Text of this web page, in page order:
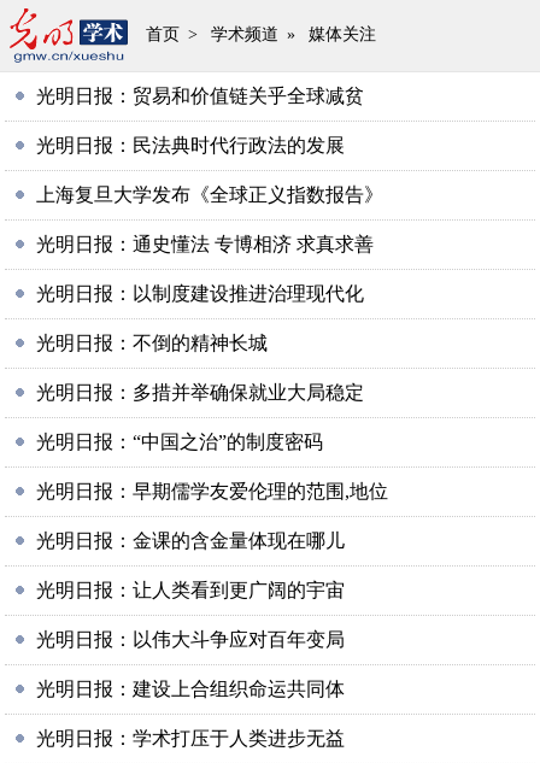
首页 > 学术频道 » 媒体关注
光明日报：贸易和价值链关乎全球减贫
光明日报：民法典时代行政法的发展
上海复旦大学发布《全球正义指数报告》
光明日报：通史懂法 专博相济 求真求善
光明日报：以制度建设推进治理现代化
光明日报：不倒的精神长城
光明日报：多措并举确保就业大局稳定
光明日报：“中国之治”的制度密码
光明日报：早期儒学友爱伦理的范围,地位
光明日报：金课的含金量体现在哪儿
光明日报：让人类看到更广阔的宇宙
光明日报：以伟大斗争应对百年变局
光明日报：建设上合组织命运共同体
光明日报：学术打压于人类进步无益